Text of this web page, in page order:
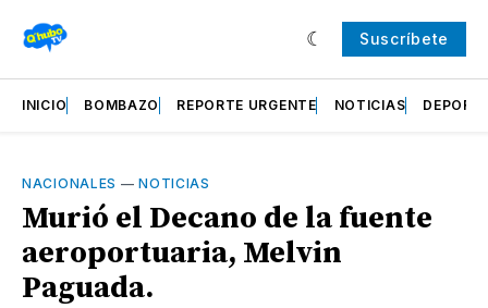
Suscríbete
INICIO BOMBAZO REPORTE URGENTE NOTICIAS
NACIONALES —NOTICIAS
Murió el Decano de la fuente
aeroportuaria, Melvin
Paguada.